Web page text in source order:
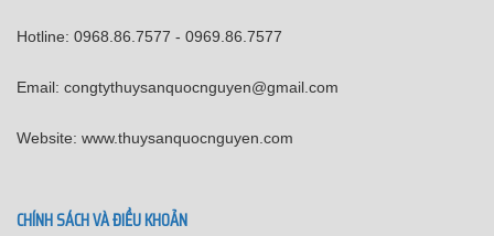
Hotline: 0968.86.7577 - 0969.86.7577
Email: congtythuysanquocnguyen@gmail.com
Website: www.thuysanquocnguyen.com
CHÍNH SÁCH VÀ ĐIỀU KHOẢN